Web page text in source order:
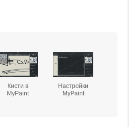
Кисти в
MyPaint
Настройки
MyPaint